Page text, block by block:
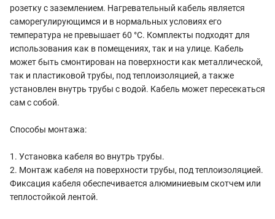
розетку с заземлением. Нагревательный кабель является
саморегулирующимся и в нормальных условиях его
температура не превышает 60 °C. Комплекты подходят для
использования как в помещениях, так и на улице. Кабель
может быть смонтирован на поверхности как металлической,
так и пластиковой трубы, под теплоизоляцией, а также
установлен внутрь трубы с водой. Кабель может пересекаться
сам с собой.
Способы монтажа:
1. Установка кабеля во внутрь трубы.
2. Монтаж кабеля на поверхности трубы, под теплоизоляцией.
Фиксация кабеля обеспечивается алюминиевым скотчем или
теплостойкой лентой.